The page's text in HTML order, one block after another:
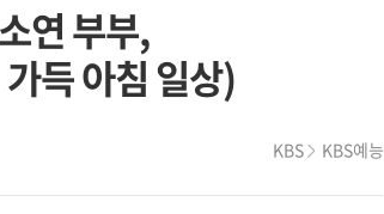
연 부부,
득 아침 일상)
KBS KBS예능